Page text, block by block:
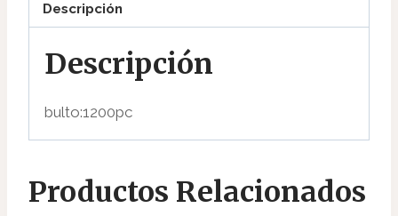
Descripción
Descripción
bulto:1200pc
Productos Relacionados